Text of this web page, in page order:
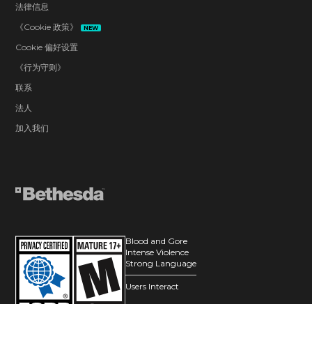
法律信息
《Cookie 政策》
NEW
Cookie 偏好设置
《行为守则》
联系
法人
加入我们
Blood and Gore
Intense Violence
Strong Language
Users Interact